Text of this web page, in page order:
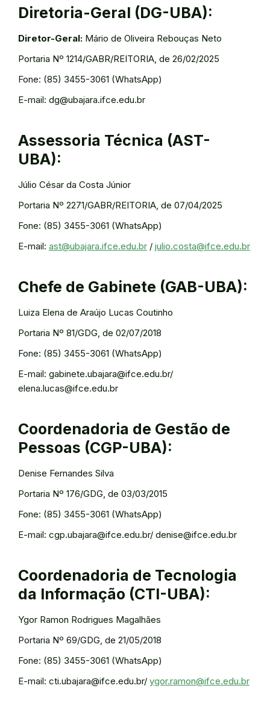
Diretoria-Geral (DG-UBA):
Diretor-Geral: Mário de Oliveira Rebouças Neto
Portaria Nº 1214/GABR/REITORIA, de 26/02/2025
Fone: (85) 3455-3061 (WhatsApp)
E-mail: dg@ubajara.ifce.edu.br
Assessoria Técnica (AST-
UBA):
Júlio César da Costa Júnior
Portaria Nº 2271/GABR/REITORIA, de 07/04/2025
Fone: (85) 3455-3061 (WhatsApp)
E-mail: ast@ubajara.ifce.edu.br / julio.costa@ifce.edu.br
Chefe de Gabinete (GAB-UBA):
Luiza Elena de Araújo Lucas Coutinho
Portaria Nº 81/GDG, de 02/07/2018
Fone: (85) 3455-3061 (WhatsApp)
E-mail: gabinete.ubajara@ifce.edu.br/
elena.lucas@ifce.edu.br
Coordenadoria de Gestão de
Pessoas (CGP-UBA):
Denise Fernandes Silva
Portaria Nº 176/GDG, de 03/03/2015
Fone: (85) 3455-3061 (WhatsApp)
E-mail: cgp.ubajara@ifce.edu.br/ denise@ifce.edu.br
Coordenadoria de Tecnologia
da Informação (CTI-UBA):
Ygor Ramon Rodrigues Magalhães
Portaria Nº 69/GDG, de 21/05/2018
Fone: (85) 3455-3061 (WhatsApp)
E-mail: cti.ubajara@ifce.edu.br/ ygor.ramon@ifce.edu.br